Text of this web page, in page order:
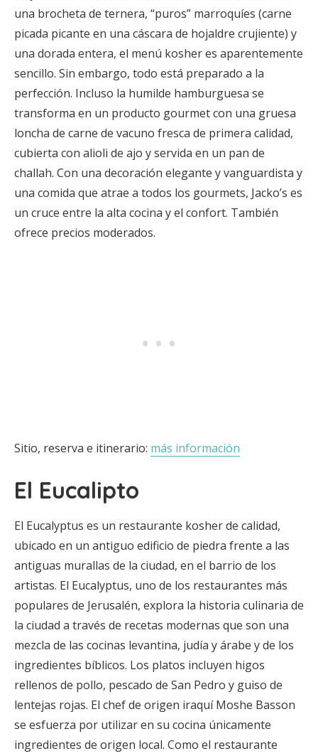
una brocheta de ternera, “puros” marroquíes (carne
picada picante en una cáscara de hojaldre crujiente) y
una dorada entera, el menú kosher es aparentemente
sencillo. Sin embargo, todo está preparado a la
perfección. Incluso la humilde hamburguesa se
transforma en un producto gourmet con una gruesa
loncha de carne de vacuno fresca de primera calidad,
cubierta con alioli de ajo y servida en un pan de
challah. Con una decoración elegante y vanguardista y
una comida que atrae a todos los gourmets, Jacko’s es
un cruce entre la alta cocina y el confort. También
ofrece precios moderados.
Sitio, reserva e itinerario: más información
El Eucalipto
El Eucalyptus es un restaurante kosher de calidad,
ubicado en un antiguo edificio de piedra frente a las
antiguas murallas de la ciudad, en el barrio de los
artistas. El Eucalyptus, uno de los restaurantes más
populares de Jerusalén, explora la historia culinaria de
la ciudad a través de recetas modernas que son una
mezcla de las cocinas levantina, judía y árabe y de los
ingredientes bíblicos. Los platos incluyen higos
rellenos de pollo, pescado de San Pedro y guiso de
lentejas rojas. El chef de origen iraquí Moshe Basson
se esfuerza por utilizar en su cocina únicamente
ingredientes de origen local. Como el restaurante